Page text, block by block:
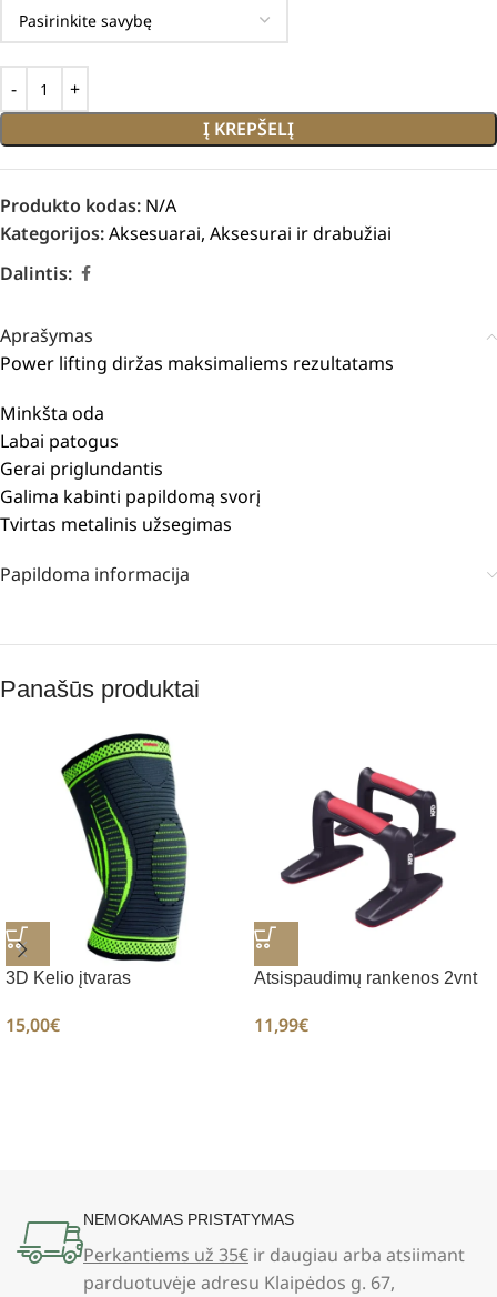
Į KREPŠELĮ
Produkto kodas: N/A
Kategorijos:Aksesuarai, Aksesurai ir drabužiai
Dalintis:
Aprašymas
Power lifting diržas maksimaliems rezultatams
Minkšta oda
Labai patogus
Gerai priglundantis
Galima kabinti papildomą svorį
Tvirtas metalinis užsegimas
Papildoma informacija
Panašūs produktai
3D Kelio įtvaras
15,00€
Atsispaudimų rankenos 2vnt
11,99€
NEMOKAMAS PRISTATYMAS
Perkantiems už 35€ ir daugiau arba atsiimant
parduotuvėje adresu Klaipėdos g. 67,